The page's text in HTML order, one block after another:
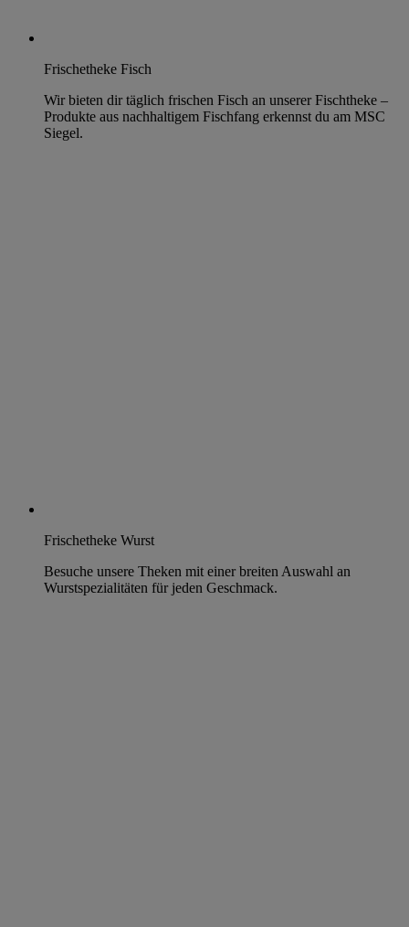
Frischetheke Fisch
Wir bieten dir täglich frischen Fisch an unserer Fischtheke –
Produkte aus nachhaltigem Fischfang erkennst du am MSC
Siegel.
Frischetheke Wurst
Besuche unsere Theken mit einer breiten Auswahl an
Wurstspezialitäten für jeden Geschmack.